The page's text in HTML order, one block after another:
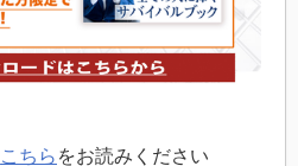
こちら をお読みください